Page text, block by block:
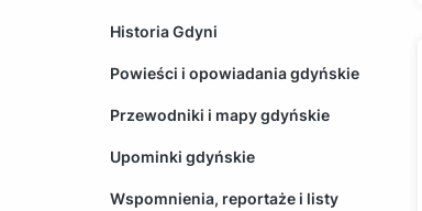
Historia Gdyni
Powieści i opowiadania gdyńskie
Przewodniki i mapy gdyńskie
Upominki gdyńskie
Wspomnienia, reportaże i listy